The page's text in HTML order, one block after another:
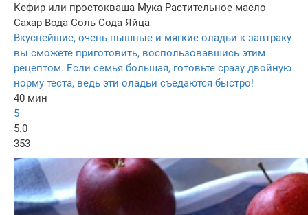
Кефир или простокваша Мука Растительное масло
Сахар Вода Соль Сода Яйца
Вкуснейшие, очень пышные и мягкие оладьи к завтраку
вы сможете приготовить, воспользовавшись этим
рецептом. Если семья большая, готовьте сразу двойную
норму теста, ведь эти оладьи съедаются быстро!
40 мин
5
5.0
353